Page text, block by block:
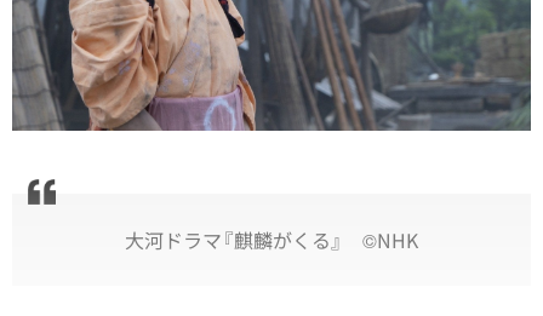
大河ドラマ『麒麟がくる』 ©NHK